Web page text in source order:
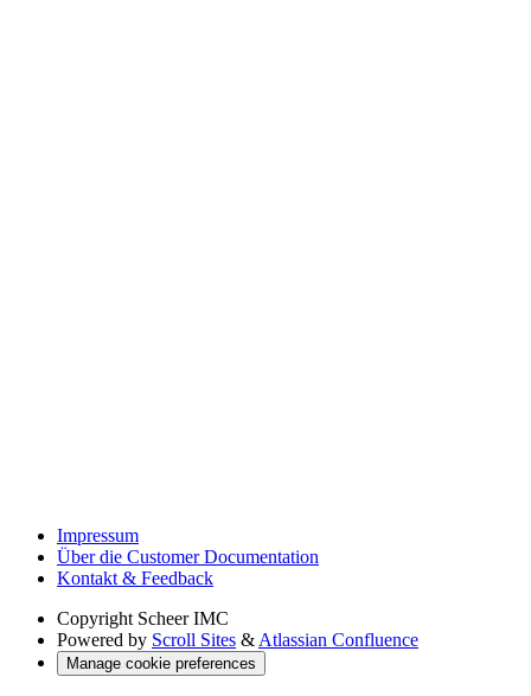
Impressum
Über die Customer Documentation
Kontakt & Feedback
Copyright Scheer IMC
Powered by Scroll Sites & Atlassian Confluence
Manage cookie preferences